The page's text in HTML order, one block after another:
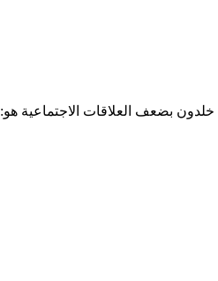
بضعف العلاقات الاجتماعية هو: